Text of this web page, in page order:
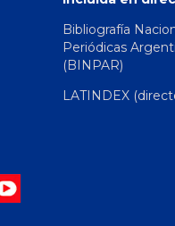
Bibliografía
Periódicas
(BINPAR)
LATINDEX